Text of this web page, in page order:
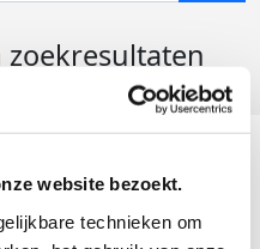
website bezoekt.
technieken om
zoekresultaten